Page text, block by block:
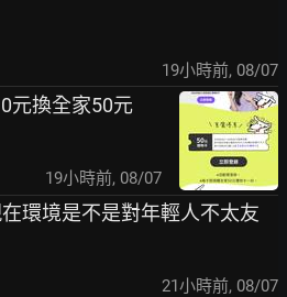
19小時前, 08/07
元換全家50元
19小時前, 08/07
環境是不是對年輕人不太友
21小時前, 08/07